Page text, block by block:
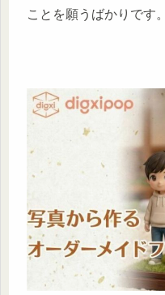
ことを願うばかりです。